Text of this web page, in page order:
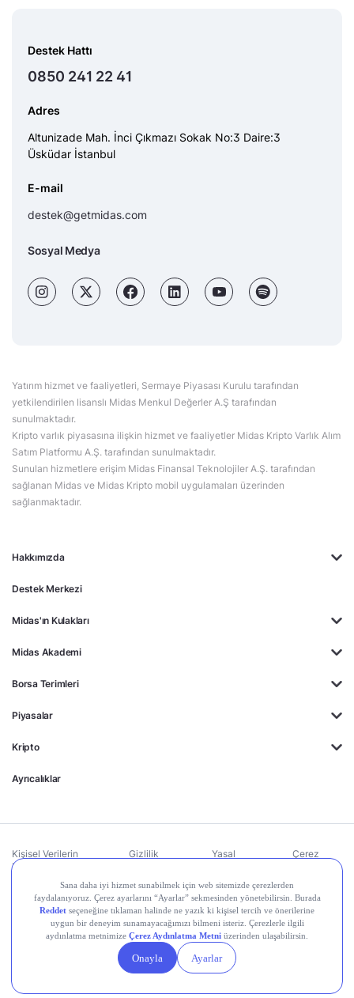
Hakkımızda
Destek Merkezi
Midas'ın Kulakları
Midas Akademi
Borsa Terimleri
Piyasalar
Kripto
Ayrıcalıklar
Destek Hattı
0850 241 22 41
Adres
Altunizade Mah. İnci Çıkmazı Sokak No:3 Daire:3
Üsküdar İstanbul
E-mail
destek@getmidas.com
Sosyal Medya
Yatırım hizmet ve faaliyetleri, Sermaye Piyasası Kurulu tarafından
yetkilendirilen lisanslı Midas Menkul Değerler A.Ş tarafından
sunulmaktadır.
Kripto varlık piyasasına ilişkin hizmet ve faaliyetler Midas Kripto Varlık Alım
Satım Platformu A.Ş. tarafından sunulmaktadır.
Sunulan hizmetlere erişim Midas Finansal Teknolojiler A.Ş. tarafından
sağlanan Midas ve Midas Kripto mobil uygulamaları üzerinden
sağlanmaktadır.
© 2026 Midas Finansal Teknolojiler A.Ş. Tüm hakları saklıdır.
Kişisel Verilerin
Korunması
Gizlilik
Yasal
Çerez